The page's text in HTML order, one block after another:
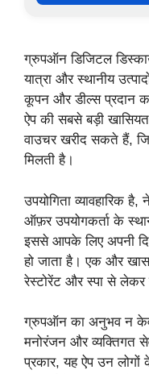
ग्रुपऑन डिजिटल
यात्रा और स्थानीय
कूपन और डील्स प्रदान
ऐप की सबसे बड़ी
वाउचर खरीद सकते हैं,
मिलती है।
उपयोगिता व्यावहारिक
ऑफ़र उपयोगकर्ता के
इससे आपके लिए अपनी
हो जाता है। एक और खास
रेस्टोरेंट और स्पा से
ग्रुपऑन का अनुभव न
मनोरंजन और व्यक्तिगत
प्रकार, यह ऐप उन लोगों